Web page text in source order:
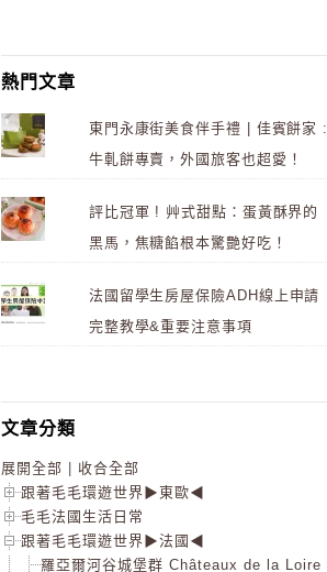
熱門文章
東門永康街美食伴手禮 | 佳賓餅家 :
牛軋餅專賣，外國旅客也超愛！
評比冠軍 ! 艸式甜點：蛋黃酥界的
黑馬，焦糖餡根本驚艷好吃！
法國留學生房屋保險ADH線上申請
完整教學&重要注意事項
文章分類
展開全部
收合全部
跟著毛毛環遊世界▶東歐◀
毛毛法國生活日常
跟著毛毛環遊世界▶法國◀
羅亞爾河谷城堡群 Châteaux de la Loire